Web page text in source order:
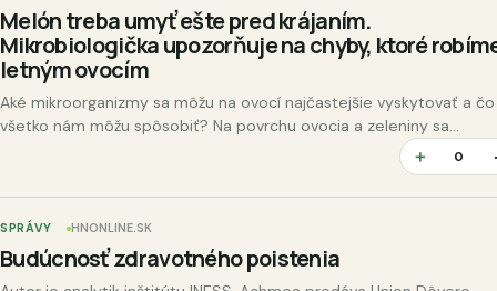
Melón treba umyť ešte pred krájaním.
Mikrobiologička upozorňuje na chyby, ktoré
letným ovocím
Aké mikroorganizmy sa môžu na ovocí najčastejšie vyskytovať a čo
všetko nám môžu spôsobiť? Na povrchu ovocia a zeleniny sa
prirodzene vyskytujú mikroorganizmy pochádzajúce z prostredia…
＋ 0
SPRÁVY HNONLINE.SK
Budúcnosť zdravotného poistenia